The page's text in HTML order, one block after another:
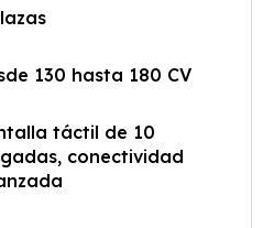
130 hasta 180 CV
táctil de 10
conectividad